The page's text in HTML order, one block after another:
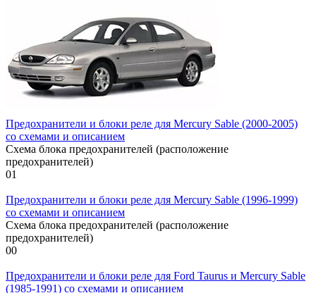
Предохранители и блоки реле для Mercury Sable (2000-2005)
со схемами и описанием
Схема блока предохранителей (расположение
предохранителей)
01
Предохранители и блоки реле для Mercury Sable (1996-1999)
со схемами и описанием
Схема блока предохранителей (расположение
предохранителей)
00
Предохранители и блоки реле для Ford Taurus и Mercury Sable
(1985-1991) со схемами и описанием